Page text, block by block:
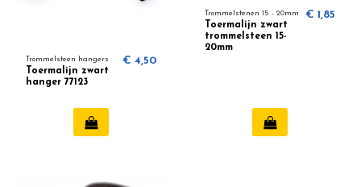
Trommelsteen hangers
Toermalijn zwart
hanger 77123
€ 4,50
Trommelstenen 15 - 20mm
Toermalijn zwart
trommelsteen 15-
20mm
€ 1,85